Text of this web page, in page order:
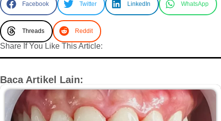
Facebook Twitter LinkedIn WhatsApp
Threads Reddit
Share If You Like This Article:
Baca Artikel Lain: